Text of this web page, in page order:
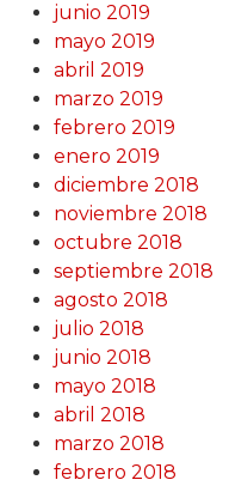
junio 2019
mayo 2019
abril 2019
marzo 2019
febrero 2019
enero 2019
diciembre 2018
noviembre 2018
octubre 2018
septiembre 2018
agosto 2018
julio 2018
junio 2018
mayo 2018
abril 2018
marzo 2018
febrero 2018